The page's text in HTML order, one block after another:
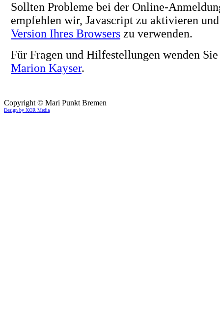
Sollten Probleme bei der Online-
empfehlen wir, Javascript zu aktivieren
Version Ihres Browsers zu verwenden.
Für Fragen und Hilfestellungen wenden
Marion Kayser.
Copyright © Mari Punkt Bremen
Design by XOR Media